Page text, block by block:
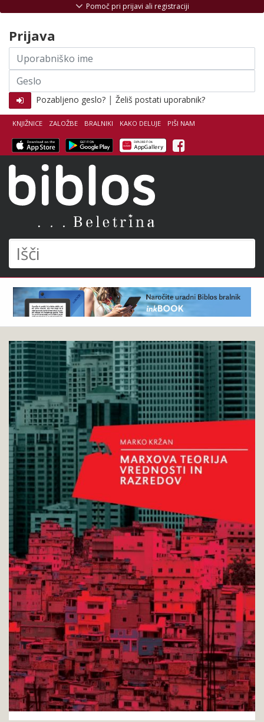
Išči
KNJIŽNICE ZALOŽBE BRALNIKI KAKO DELUJE PIŠI NAM
Facebook
Pomoč pri prijavi ali registraciji
Prijava
Uporabniško
ime
Geslo
Pozabljeno geslo? | Želiš postati uporabnik?
Marko
Kržan
Marxova
teorija
vrednosti
in
razredov
Pokukaj
v
knjigo